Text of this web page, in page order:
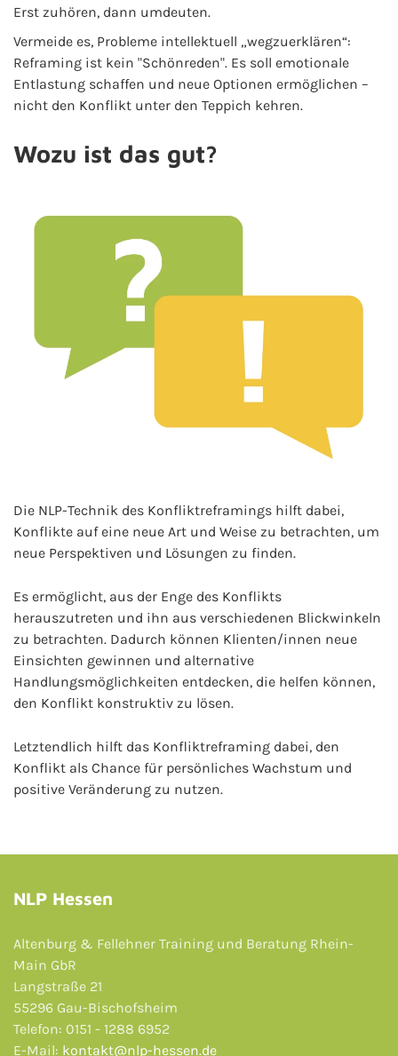
Erst zuhören, dann umdeuten.
Vermeide es, Probleme intellektuell „wegzuerklären“:
Reframing ist kein "Schönreden". Es soll emotionale
Entlastung schaffen und neue Optionen ermöglichen –
nicht den Konflikt unter den Teppich kehren.
Wozu ist das gut?
Die NLP-Technik des Konfliktreframings hilft dabei,
Konflikte auf eine neue Art und Weise zu betrachten, um
neue Perspektiven und Lösungen zu finden.
Es ermöglicht, aus der Enge des Konflikts
herauszutreten und ihn aus verschiedenen Blickwinkeln
zu betrachten. Dadurch können Klienten/innen neue
Einsichten gewinnen und alternative
Handlungsmöglichkeiten entdecken, die helfen können,
den Konflikt konstruktiv zu lösen.
Letztendlich hilft das Konfliktreframing dabei, den
Konflikt als Chance für persönliches Wachstum und
positive Veränderung zu nutzen.
NLP Hessen
Altenburg & Fellehner Training und Beratung Rhein-
Main GbR
Langstraße 21
55296 Gau-Bischofsheim
Telefon: 0151 - 1288 6952
E-Mail: kontakt@nlp-hessen.de